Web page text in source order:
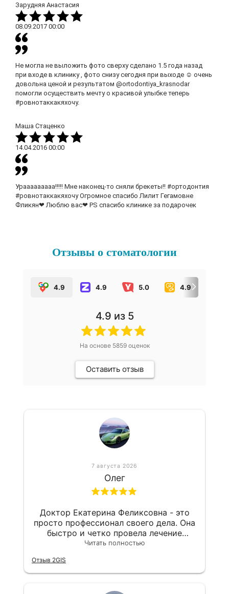
Зарудняя Анастасия
08.09.2017 00:00
Не могла не выложить фото сверху сделано 1.5 года назад
при входе в клинику , фото снизу сегодня при выходе ☺ очень
довольна ценой и результатом @ortodontiya_krasnodar
помогли осуществить мечту о красивой улыбке теперь
#ровнотаккакяхочу.
Маша Стаценко
14.04.2016 00:00
Урааааааааа!!!!! Мне наконец-то сняли брекеты!! #ортодонтия
#ровнотаккакяхочу Огромное спасибо Лилит Гегамовне
Фликян❤ Люблю вас❤ PS спасибо клинике за подарочек
Отзывы о стоматологии
4.9 4.9 5.0 4.9
4.9 из 5
На основе 5859оценок
Оставить отзыв
7 августа 2026
Олег
Доктор Екатерина Феликсовна - это
просто профессионал своего дела. Она
быстро и четко провела лечение
кариеса, все прошло без проблем.
я был у нее 3 года назад, это дорогого
стоит. Я попросил сделать снимки
Читать полностью
Отзыв 2GIS